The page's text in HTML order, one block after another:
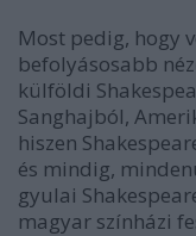
Most pedig, hogy
befolyásosabb
külföldi
Sanghajból,
hiszen
és mindig,
gyulai
magyar színházi